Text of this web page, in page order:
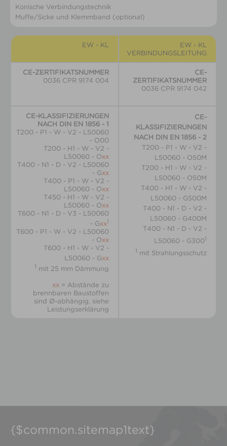
Konische Verbindungstechnik
Muffe/Sicke und Klemmband (optional)
EW - KL
EW - KL
VERBINDUNGSLEITUNG
CE-ZERTIFIKATSNUMMER
0036 CPR 9174 004
CE-
ZERTIFIKATSNUMMER
0036 CPR 9174 042
CE-KLASSIFIZIERUNGEN
NACH DIN EN 1856 - 1
T200 - P1 - W - V2 - L50060
- O00
T200 - H1 - W - V2 -
L50060 - Oxx
T400 - N1 - D - V2 - L50060
- Gxx
T400 - P1 - W - V2 -
L50060 - Oxx
T450 - H1 - W - V2 -
L50060 - Oxx
T600 - N1 - D - V3 - L50060
- Gxx1
T600 - P1 - W - V2 - L50060
- Oxx
T600 - H1 - W - V2 -
L50060 - Gxx
1 mit 25 mm Dämmung
xx = Abstände zu
brennbaren Baustoffen
sind Ø-abhängig, siehe
Leistungserklärung
CE-
KLASSIFIZIERUNGEN
NACH DIN EN 1856 - 2
T200 - P1 - W - V2 -
L50060 - O50M
T200 - H1 - W - V2 -
L50060 - O50M
T400 - H1 - W - V2 -
L50060 - G500M
T400 - N1 - D - V2 -
L50060 - G400M
T400 - N1 - D - V2 -
L50060 - G3001
1 mit Strahlungsschutz
{$common.sitemap1text}